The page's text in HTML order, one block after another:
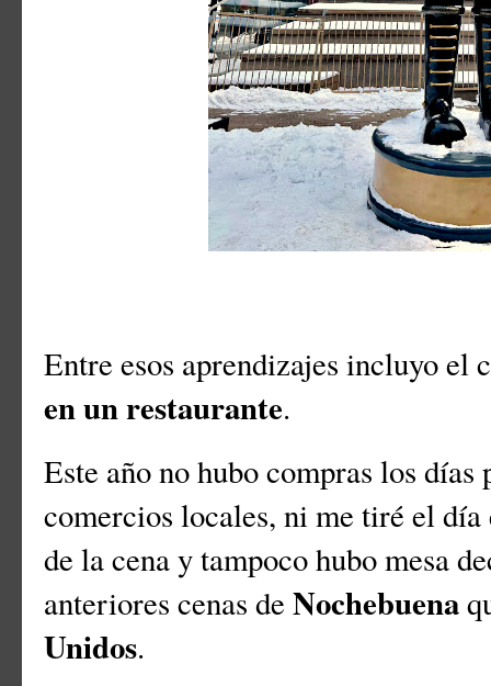
Entre esos aprendizajes incluyo el
en un restaurante.
Este año no hubo compras los
comercios locales, ni me tiré el
de la cena y tampoco hubo mesa
anteriores cenas de Nochebuena
Unidos.